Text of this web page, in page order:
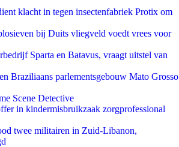
klacht in tegen insectenfabriek Protix om
bij Duits vliegveld voedt vrees voor
Sparta en Batavus, vraagt uitstel van
Braziliaans parlementsgebouw Mato Grosso
Scene Detective
in kindermisbruikzaak zorgprofessional
twee militairen in Zuid-Libanon,